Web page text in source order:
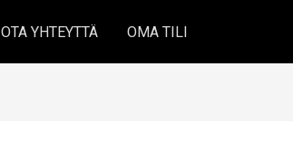
OTA YHTEYTTÄ OMA TILI